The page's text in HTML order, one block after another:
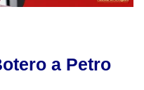
a Petro